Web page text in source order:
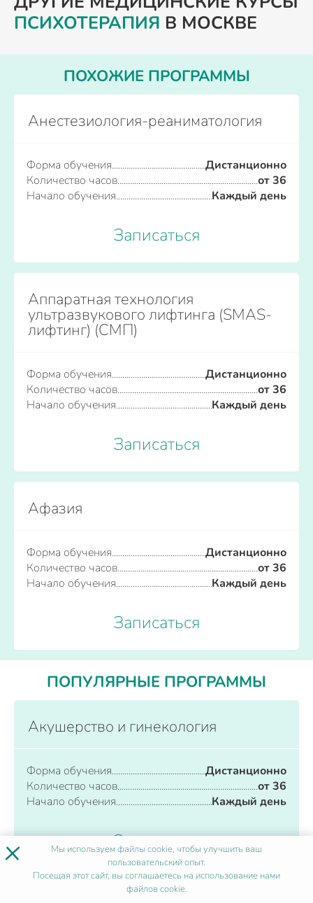
ПСИХОТЕРАПИЯ В МОСКВЕ
ПОХОЖИЕ ПРОГРАММЫ
Анестезиология-реаниматология
Форма обучения
Дистанционно
Количество часов
от 36
Начало обучения
Каждый день
Записаться
Аппаратная технология
ультразвукового лифтинга (SMAS-
лифтинг) (СМП)
Форма обучения
Дистанционно
Количество часов
от 36
Начало обучения
Каждый день
Записаться
Афазия
Форма обучения
Дистанционно
Количество часов
от 36
Начало обучения
Каждый день
Записаться
ПОПУЛЯРНЫЕ ПРОГРАММЫ
Акушерство и гинекология
Форма обучения
Дистанционно
Количество часов
от 36
Начало обучения
Каждый день
Записаться
× Мы используемфайлы cookie, чтобы улучшить ваш
пользовательский опыт.
Посещая этот сайт, вы соглашаетесь на использование нами
файлов cookie.